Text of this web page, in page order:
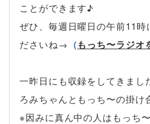
ことができます♪
ぜひ、毎週日曜日の午前11時
ださいね→ （もっち〜ラジオ
一昨日にも収録をしてきまし
ろみちゃんともっち〜の掛け
※因みに真ん中の人はもっち